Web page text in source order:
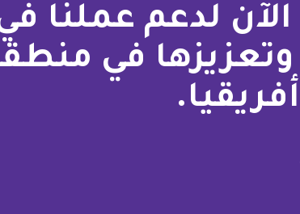
لدعم عملنا
وتعزيزها في